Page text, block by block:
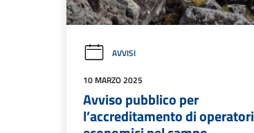
AVVISI
10 MARZO 2025
Avviso pubblico per
l’accreditamento di operatori